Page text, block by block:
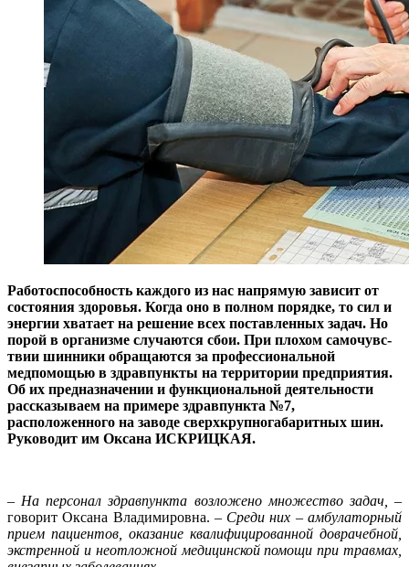
Работоспособность каждого из нас напрямую зависит от
состояния здоровья. Когда оно в полном порядке, то сил и
энергии хватает на решение всех поставленных задач. Но
порой в организме случаются сбои. При плохом самочувс­
твии шинники обращаются за профессиональной
медпомощью в здравпункты на территории предприятия.
Об их предназначении и функциональной деятельности
рассказываем на примере здравпункта №7,
расположенного на заводе сверхкрупногабаритных шин.
Руководит им Оксана ИСКРИЦКАЯ.
– На персонал здравпункта возложено множес­тво задач,
–
говорит Оксана Владимировна. – Среди них – амбулаторный
прием пациентов, оказание квалифицированной доврачебной,
экстренной и неотложной медицинской помощи при травмах,